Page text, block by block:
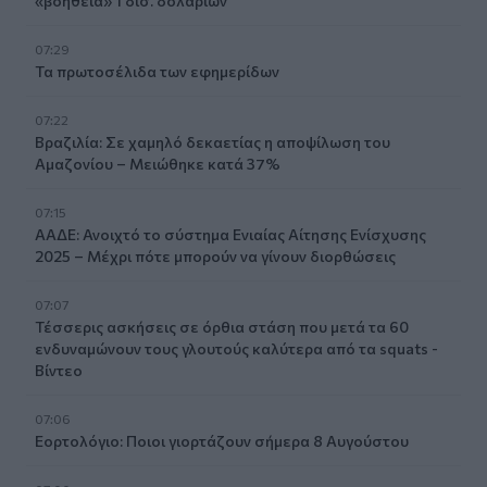
07:29
Τα πρωτοσέλιδα των εφημερίδων
07:22
Βραζιλία: Σε χαμηλό δεκαετίας η αποψίλωση του
Αμαζονίου – Μειώθηκε κατά 37%
07:15
ΑΑΔΕ: Ανοιχτό το σύστημα Ενιαίας Αίτησης Ενίσχυσης
2025 – Μέχρι πότε μπορούν να γίνουν διορθώσεις
07:07
Τέσσερις ασκήσεις σε όρθια στάση που μετά τα 60
ενδυναμώνουν τους γλουτούς καλύτερα από τα squats -
Βίντεο
07:06
Εορτολόγιο: Ποιοι γιορτάζουν σήμερα 8 Αυγούστου